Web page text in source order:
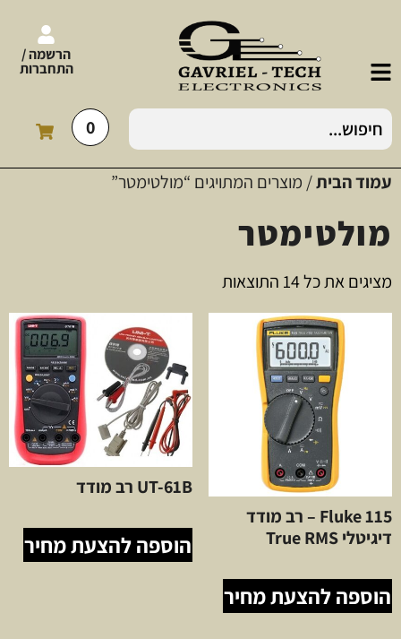
הרשמה /
התחברות
0
עמוד הבית/ מוצרים המתויגים “מולטימטר”
מולטימטר
מציגים את כל ⁦14⁩ התוצאות
Fluke 115 – רב מודד
דיגיטלי True RMS
הוספה להצעת מחיר
UT-61B רב מודד
הוספה להצעת מחיר